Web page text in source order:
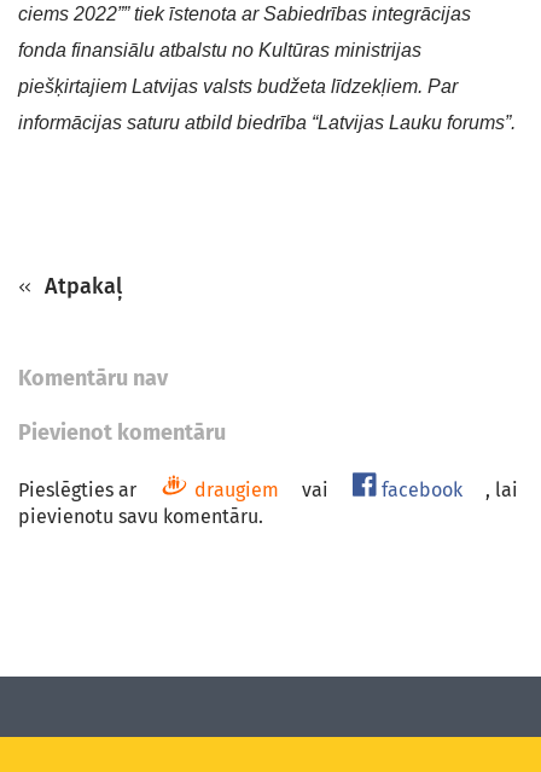
ciems 2022”” tiek īstenota ar Sabiedrības integrācijas
fonda finansiālu atbalstu no Kultūras ministrijas
piešķirtajiem Latvijas valsts budžeta līdzekļiem. Par
informācijas saturu atbild biedrība “Latvijas Lauku forums”.
Atpakaļ
Komentāru nav
Pievienot komentāru
Pieslēgties ar draugiem vai facebook
, lai
pievienotu savu komentāru.